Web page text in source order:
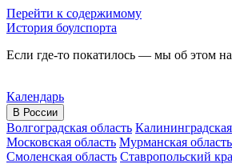
Перейти к содержимому
История боулспорта
Если где-то покатилось — мы об этом
Календарь
В России
Волгоградская область
Московская область Мурманская область
Смоленская область Ставропольский